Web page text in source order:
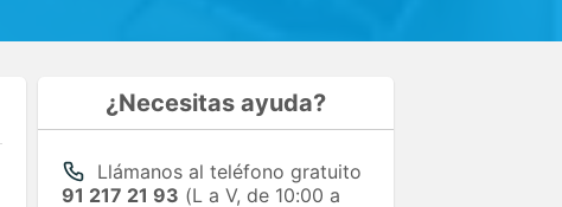
¿Necesitas ayuda?
Llámanos al teléfono gratuito
91 217 21 93 (L a V, de 10:00 a